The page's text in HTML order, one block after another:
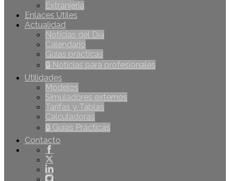
Extranjería
Enlaces Útiles
Actualidad
Noticias del Día
Calendario
Guías prácticas
🔒 Noticias para profesionales
Utilidades
Modelos
Simuladores externos
Tarifas y Tablas
Calculadoras
🔒 Guías Prácticas
Contacto